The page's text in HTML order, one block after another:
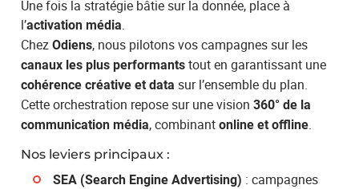
Une fois la stratégie bâtie sur la donnée, place à
l’activation média.
ChezOdiens, nous pilotons vos campagnes sur les
canaux les plus performants tout en garantissant une
cohérence créative et data sur l’ensemble du plan.
Cette orchestration repose sur une vision360° de la
communication média, combinantonline et offline.
Nos leviers principaux :
SEA (Search Engine Advertising) : campagnes